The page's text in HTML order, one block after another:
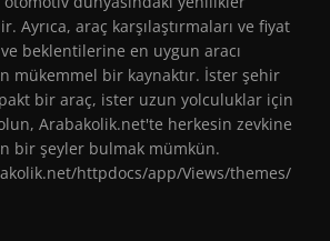
Ayrıca, araç karşılaştırmaları ve fiyat
beklentilerine en uygun aracı
mükemmel bir kaynaktır. İster şehir
bir araç, ister uzun yolculuklar için
Arabakolik.net'te herkesin zevkine
bir şeyler bulmak mümkün.
httpdocs/app/Views/themes/